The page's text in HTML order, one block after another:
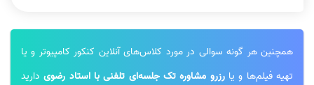
همچنین هر گونه سوالی در مورد کلاس‌های آنلاین کنکور کامپیوتر و یا
تهیه فیلم‌ها و یارزرو مشاوره تک جلسه‌ای تلفنی با استاد رضویدارید